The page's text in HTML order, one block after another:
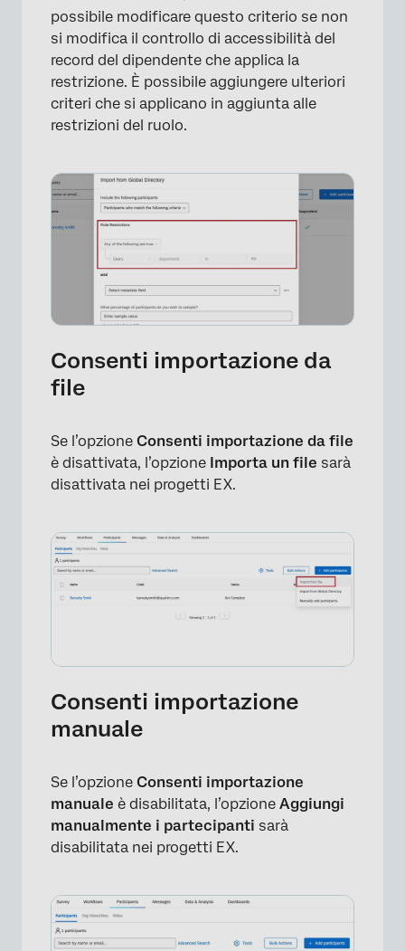
possibile modificare questo criterio se non
si modifica il controllo di accessibilità del
record del dipendente che applica la
restrizione. È possibile aggiungere ulteriori
criteri che si applicano in aggiunta alle
restrizioni del ruolo.
×
Consenti importazione da
file
Se l’opzione Consenti importazione da file
è disattivata, l’opzione Importa un file sarà
disattivata nei progetti EX.
Consenti importazione
manuale
Se l’opzione Consenti importazione
manuale è disabilitata, l’opzione Aggiungi
manualmente i partecipanti sarà
disabilitata nei progetti EX.